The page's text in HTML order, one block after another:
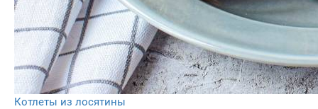
Котлеты из лосятины